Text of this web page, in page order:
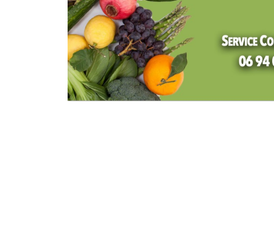
Fête des Pères à Mana :
Papa Warrior 2026